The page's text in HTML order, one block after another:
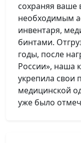
сохраняя ваше
необходимым
инвентаря,
бинтами.
годы, после
России», наша
укрепила свои
медицинской
уже было